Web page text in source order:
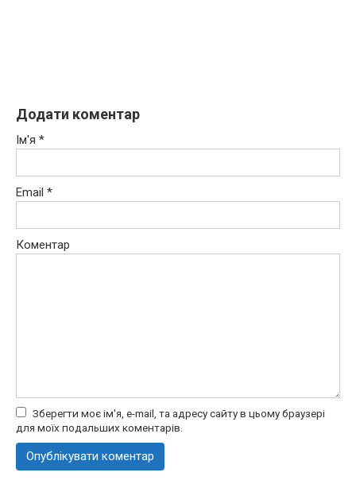
Додати коментар
Ім'я *
Email *
Коментар
Зберегти моє ім'я, e-mail, та адресу сайту в цьому браузері
для моїх подальших коментарів.